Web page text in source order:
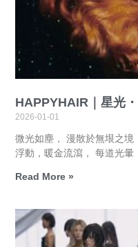
HAPPYHAIR｜星光
2026-01-01
微光如塵， 漫散於無垠之
浮動，暖金流瀉， 每道光暈
Read More »